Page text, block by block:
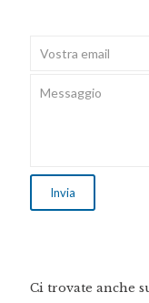
Ci trovate anche